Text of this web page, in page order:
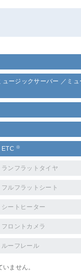
ージックサーバー ／ミ
ETC ※
ランフラットタイヤ
フルフラットシート
シートヒーター
フロントカメラ
ルーフレール
ません。